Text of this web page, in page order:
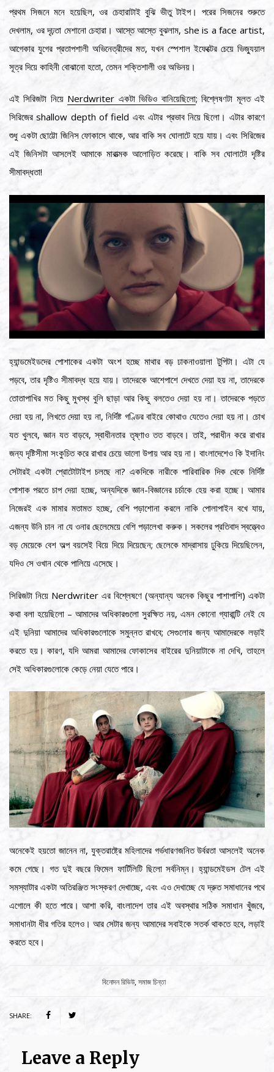
প্রথম সিজনে মনে হয়েছিল, ওর চেহারাটাই বুঝি ভীতু টাইপ। পরের সিজনের শুরুতে
দেখলাম, ওর দৃঢ়তা মেশানো চেহারা। আস্তে আস্তে বুঝলাম, she is a face artist,
আগেকার যুগের প্রতাপশালী অভিনেত্রীদের মত, যখন স্পেশাল ইফেক্টের চেয়ে ভিজ্যুয়াল
সূত্র দিয়ে কাহিনী বোঝানো হতো, তেমন শক্তিশালী ওর অভিনয়।
এই সিরিজটা নিয়ে Nerdwriter একটা ভিডিও বানিয়েছিলো; বিশ্লেষণটা মূলত এই
সিরিজের shallow depth of field এবং এটার প্রভাব নিয়ে ছিলো। এটার কারণে
শুধু একটা ছোট্টো জিনিস ফোকাসে থাকে, আর বাকি সব ঘোলাটে হয়ে যায়। এবং সিরিজের
এই জিনিসটা আসলেই আমাকে মারাত্মক আলোড়িত করেছে। বাকি সব ঘোলাটে! দৃষ্টির
সীমাবদ্ধতা!
হ্যান্ডমেইডদের পোশাকের একটা অংশ হচ্ছে মাথার বড় ঢাকনাওয়ালা টুপিটা। এটা যে
পড়বে, তার দৃষ্টিও সীমাবদ্ধ হয়ে যায়। তাদেরকে আশেপাশে দেখতে দেয়া হয় না, তাদেরকে
তোতাপাখির মত কিছু মুখস্থ বুলি ছাড়া আর কিছু বলতেও দেয়া হয় না। তাদেরকে পড়তে
দেয়া হয় না, লিখতে দেয়া হয় না, নির্দিষ্ট গণ্ডির বাইরে কোথাও যেতেও দেয়া হয় না। চোখ
যত খুলবে, জ্ঞান যত বাড়বে, স্বাধীনতার তৃষ্ণাও তত বাড়বে। তাই, পরাধীন করে রাখার
জন্য দৃষ্টিসীমা সংকুচিত করে রাখার চেয়ে ভালো উপায় আর হয় না। বাংলাদেশেও কি ইদানিং
সেটারই একটা প্রোটোটাইপ চলছে না? একদিকে নারীকে পারিবারিক দিক থেকে নির্দিষ্ট
পোশাক পরতে চাপ দেয়া হচ্ছে, অন্যদিকে জ্ঞান-বিজ্ঞানের চর্চাকে হেয় করা হচ্ছে। আমার
নিজেরই এক মামার মতামত হচ্ছে, বেশি পড়াশোনা করলে নাকি পোলাপাইন বখে যায়,
এজন্য উনি চান না যে ওনার ছেলেমেয়ে বেশি পড়ালেখা করুক। সকলের প্রতিবাদ স্বত্ত্বেও
বড় মেয়েকে বেশ অল্প বয়সেই বিয়ে দিয়ে দিয়েছেন; ছেলেকে মাদ্রাসায় ঢুকিয়ে দিয়েছিলেন,
যদিও সে ওখান থেকে পালিয়ে এসেছে।
সিরিজটা নিয়ে Nerdwriter এর বিশ্লেষণে (অন্যান্য অনেক কিছুর পাশাপাশি) একটা
কথা বলা হয়েছিলো – আমাদের অধিকারগুলো সুরক্ষিত নয়, এমন কোনো গ্যারান্টি নেই যে
এই দুনিয়া আমাদের অধিকারগুলোকে সমুন্নত রাখবে; সেগুলোর জন্য আমাদেরকে লড়াই
করতে হয়। কারণ, যদি আমরা আমাদের ফোকাসের বাইরের দুনিয়াটাকে না দেখি, তাহলে
সেই অধিকারগুলোকে কেড়ে নেয়া যেতে পারে।
অনেকেই হয়তো জানেন না, যুক্তরাষ্ট্রে মহিলাদের গর্ভধারণজনিত উর্বরতা আসলেই অনেক
কমে গেছে। গত দুই বছরে ফিমেল ফার্টিলিটি ছিলো সর্বনিম্ন। হ্যান্ডমেইডস টেল এই
সমস্যাটার একটা অতিরঞ্জিত সংস্করণ দেখাচ্ছে, এবং এও দেখাচ্ছে যে দ্রুত সমাধানের পথে
এগোলে কী হতে পারে। আশা করি, বাংলাদেশ তার এই অবস্থার সঠিক সমাধান খুঁজবে,
সমাধানটা ধীর গতির হলেও। আর সেটার জন্য আমাদের সবাইকে সতর্ক থাকতে হবে, লড়াই
করতে হবে।
Category:
বিনোদন রিভিউ,সমাজ চিন্তা
SHARE:
Leave a Reply